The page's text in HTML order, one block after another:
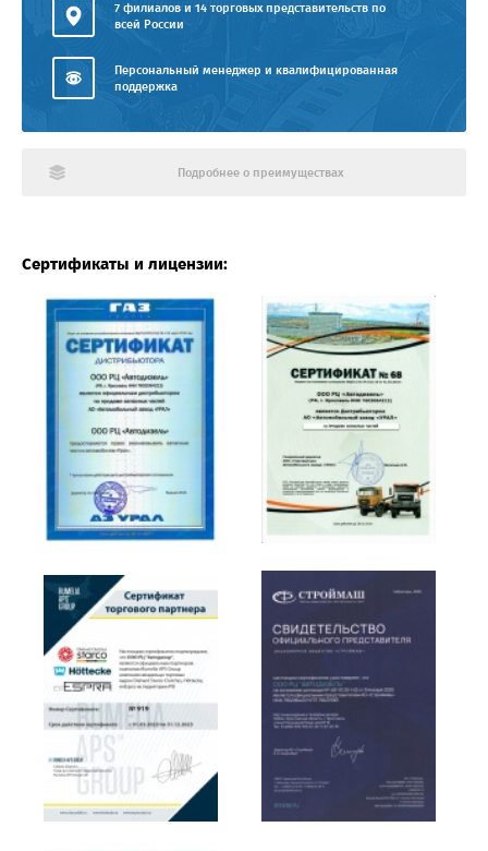
7 филиалов и 14 торговых представительств по
всей России
Персональный менеджер и квалифицированная
поддержка
Подробнее о преимуществах
Сертификаты и лицензии: